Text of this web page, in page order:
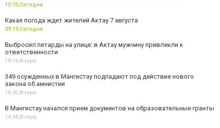
10:10,Сегодня
Какая погода ждет жителей Актау 7 августа
09:19,Сегодня
Выбросил петарды на улице: в Актау мужчину привлекли к
ответственности
18:16,Вчера
349 осужденных в Мангистау подпадают под действие нового
закона об амнистии
16:30,Вчера
В Мангистау начался прием документов на образовательные гранты
14:58,Вчера